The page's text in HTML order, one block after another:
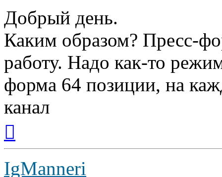
Добрый день.
Каким образом? Пресс-
работу. Надо как-то
форма 64 позиции, на
канал
началу
IgManneri